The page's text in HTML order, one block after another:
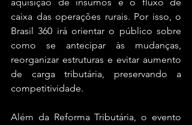
caixa das operações rurais. Por isso, o
Brasil 360 irá orientar o público sobre
como se antecipar às mudanças,
reorganizar estruturas e evitar aumento
de carga tributária, preservando a
competitividade.
Além da Reforma Tributária, o evento